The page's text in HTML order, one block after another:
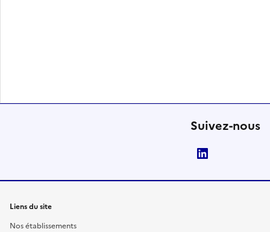
Suivez-nous
Liens du site
Nos établissements